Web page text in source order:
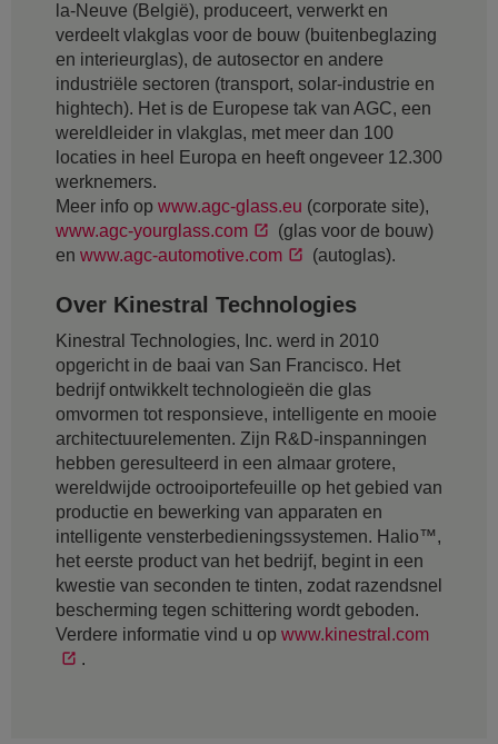
la-Neuve (België), produceert, verwerkt en
verdeelt vlakglas voor de bouw (buitenbeglazing
en interieurglas), de autosector en andere
industriële sectoren (transport, solar-industrie en
hightech). Het is de Europese tak van AGC, een
wereldleider in vlakglas, met meer dan 100
locaties in heel Europa en heeft ongeveer 12.300
werknemers.
Meer info op www.agc-glass.eu (corporate site),
www.agc-yourglass.com
(glas voor de bouw)
en www.agc-automotive.com (autoglas).
Over Kinestral Technologies
Kinestral Technologies, Inc. werd in 2010
opgericht in de baai van San Francisco. Het
bedrijf ontwikkelt technologieën die glas
omvormen tot responsieve, intelligente en mooie
architectuurelementen. Zijn R&D-inspanningen
hebben geresulteerd in een almaar grotere,
wereldwijde octrooiportefeuille op het gebied van
productie en bewerking van apparaten en
intelligente vensterbedieningssystemen. Halio™,
het eerste product van het bedrijf, begint in een
kwestie van seconden te tinten, zodat razendsnel
bescherming tegen schittering wordt geboden.
Verdere informatie vind u op www.kinestral.com
.